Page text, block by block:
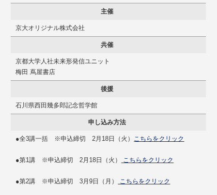
主催
京大オリジナル株式会社
共催
京都大学人社未来形発信ユニット
梅田 蔦屋書店
後援
石川県西田幾多郎記念哲学館
申し込み方法
●全3講一括 ※申込締切 2月18日（火） こちらをクリック
●第1講 ※申込締切 2月18日（火） こちらをクリック
●第2講 ※申込締切 3月9日（月） こちらをクリック